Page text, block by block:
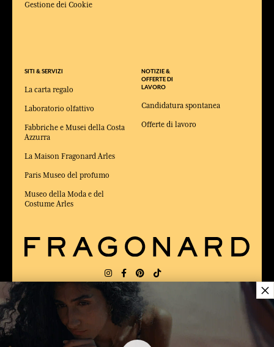
Gestione dei Cookie
SITI & SERVIZI
La carta regalo
Laboratorio olfattivo
Fabbriche e Musei della Costa
Azzurra
La Maison Fragonard Arles
Paris Museo del profumo
Museo della Moda e del
Costume Arles
NOTIZIE &
OFFERTE DI
LAVORO
Candidatura spontanea
Offerte di lavoro
CONSEGNA: FR LINGUA:
×